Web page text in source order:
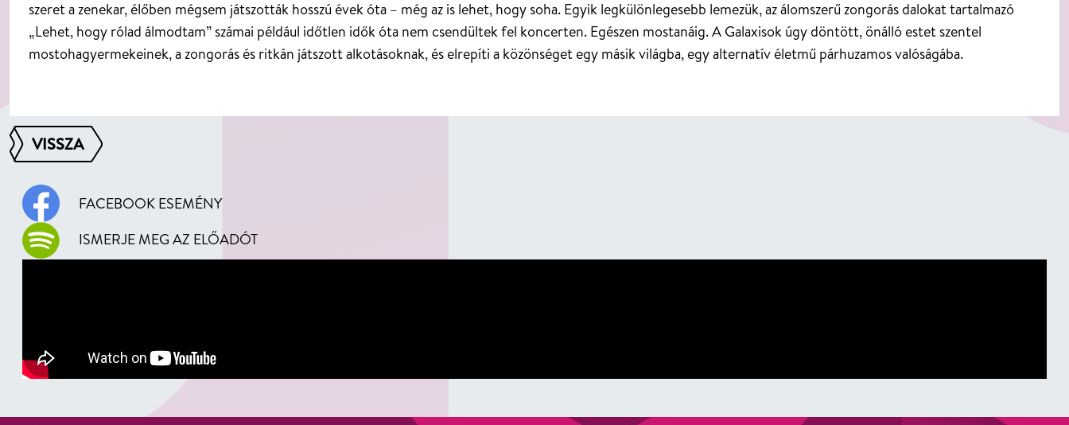
szeret a zenekar, élőben mégsem játszották hosszú évek óta – még az is lehet, hogy soha. Egyik legkülönlegesebb lemezük, az álomszerű zongorás dalokat tartalmazó
„Lehet, hogy rólad álmodtam” számai például időtlen idők óta nem csendültek fel koncerten. Egészen mostanáig. A Galaxisok úgy döntött, önálló estet szentel
mostohagyermekeinek, a zongorás és ritkán játszott alkotásoknak, és elrepíti a közönséget egy másik világba, egy alternatív életmű párhuzamos valóságába.
VISSZA
FACEBOOK ESEMÉNY
ISMERJE MEG AZ ELŐADÓT